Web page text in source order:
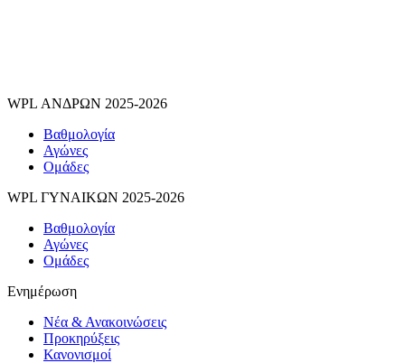
WPL ΑΝΔΡΩΝ 2025-2026
Βαθμολογία
Αγώνες
Ομάδες
WPL ΓΥΝΑΙΚΩΝ 2025-2026
Βαθμολογία
Αγώνες
Ομάδες
Ενημέρωση
Νέα & Ανακοινώσεις
Προκηρύξεις
Κανονισμοί